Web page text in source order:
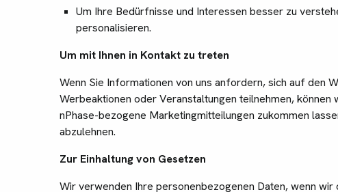
Um Ihre Bedürfnisse und Interessen besser zu
personalisieren.
Um mit Ihnen in Kontakt zu treten
Wenn Sie Informationen von uns anfordern, sich auf den
Werbeaktionen oder Veranstaltungen teilnehmen,
nPhase-bezogene Marketingmitteilungen zukommen
abzulehnen.
Zur Einhaltung von Gesetzen
Wir verwenden Ihre personenbezogenen Daten, wenn